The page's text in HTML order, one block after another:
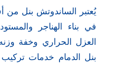
يُعتبر الساندوتش بنل من
في بناء الهناجر
العزل الحراري وخفة
بنل الدمام خدمات